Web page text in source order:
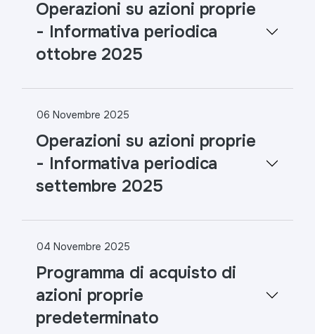
Operazioni su azioni proprie
- Informativa periodica
ottobre 2025
06 Novembre 2025
Operazioni su azioni proprie
- Informativa periodica
settembre 2025
04 Novembre 2025
Programma di acquisto di
azioni proprie
predeterminato